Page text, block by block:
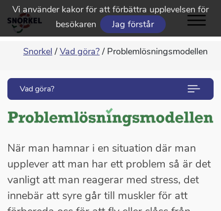
Vi använder kakor för att förbättra upplevelsen för
besökaren
Jag förstår
Snorkel / Vad göra? /Problemlösningsmodellen
Vad göra?
När man hamnar i en situation där man
upplever att man har ett problem så är det
vanligt att man reagerar med stress, det
innebär att syre går till muskler för att